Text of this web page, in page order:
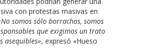
con protestas masivas en
somos sólo borrachos, somos
que exigimos un trato
asequibles», expresó «Hueso